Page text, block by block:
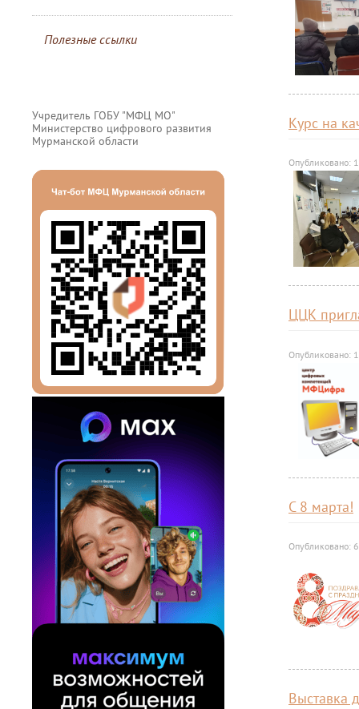
Полезные ссылки
Учредитель ГОБУ "МФЦ МО"
Министерство цифрового развития
Мурманской области
Курс на
Опубликовано:
ЦЦК
Опубликовано:
С 8 марта!
Опубликовано:
Выставка